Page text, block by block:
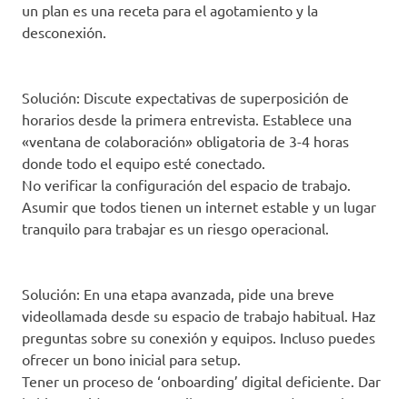
un plan es una receta para el agotamiento y la
desconexión.
Solución: Discute expectativas de superposición de
horarios desde la primera entrevista. Establece una
«ventana de colaboración» obligatoria de 3-4 horas
donde todo el equipo esté conectado.
No verificar la configuración del espacio de trabajo.
Asumir que todos tienen un internet estable y un lugar
tranquilo para trabajar es un riesgo operacional.
Solución: En una etapa avanzada, pide una breve
videollamada desde su espacio de trabajo habitual. Haz
preguntas sobre su conexión y equipos. Incluso puedes
ofrecer un bono inicial para setup.
Tener un proceso de ‘onboarding’ digital deficiente. Dar